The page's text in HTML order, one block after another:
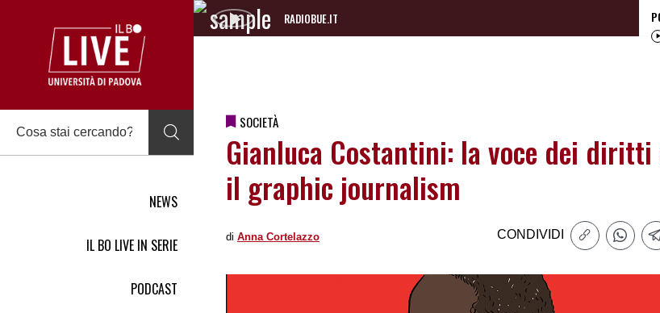
NEWS
IL BO LIVE IN SERIE
PODCAST
RADIOBUE.IT
Audio
SOCIETÀ
Gianluca Costantini: la voce dei
il graphic journalism
di Anna Cortelazzo CONDIVIDI